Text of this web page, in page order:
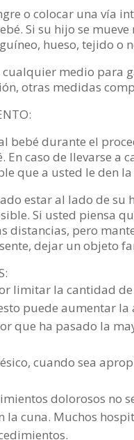
o colocar una vía
Si su hijo se
hueso, tejido o
cualquier medio para
otras medidas
bebé durante el
En caso de llevarse a
que a usted le den
estar al lado de
Si usted piensa
distancias, pero
dejar un objeto
limitar la cantidad
puede aumentar la
que ha pasado la
cuando sea
dolorosos no
la cuna. Muchos